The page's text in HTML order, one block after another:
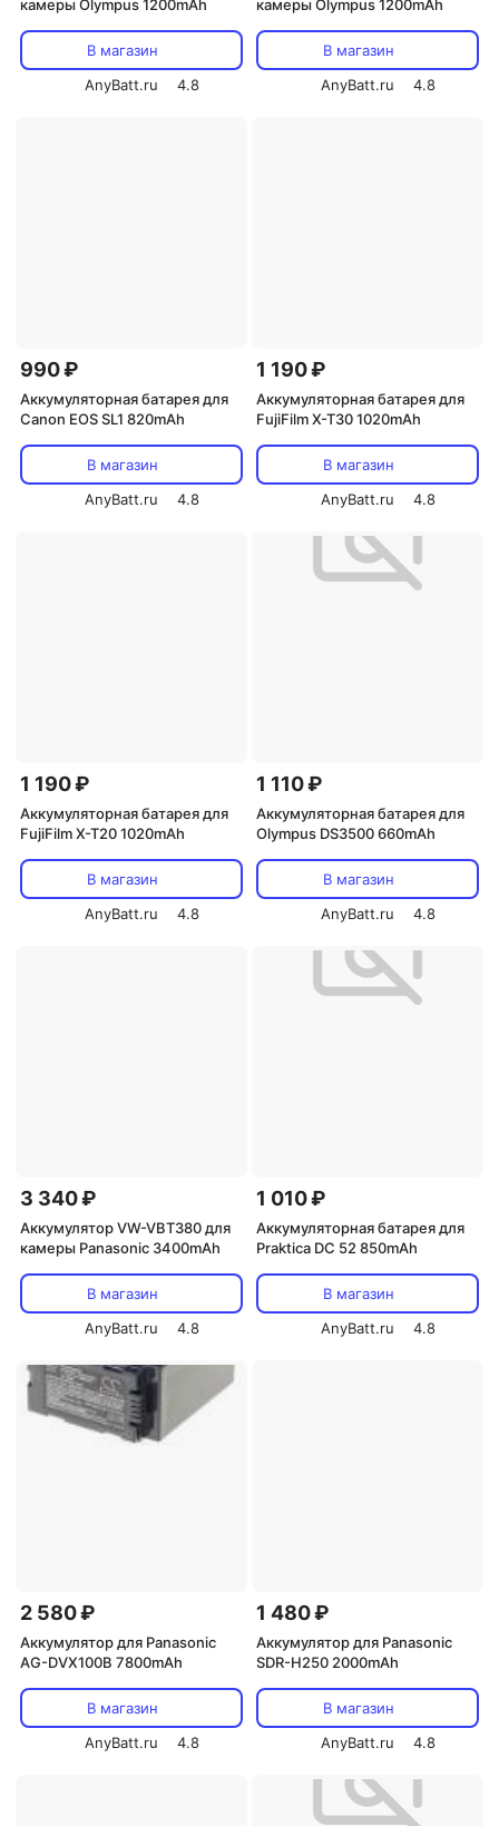
камеры Olympus 1200mAh
В магазин
AnyBatt.ru
4.8
камеры Olympus 1200mAh
В магазин
AnyBatt.ru
4.8
990 ₽
Аккумуляторная батарея для
Canon EOS SL1 820mAh
В магазин
AnyBatt.ru
4.8
1 190 ₽
Аккумуляторная батарея для
FujiFilm X-T30 1020mAh
В магазин
AnyBatt.ru
4.8
1 190 ₽
Аккумуляторная батарея для
FujiFilm X-T20 1020mAh
В магазин
AnyBatt.ru
4.8
1 110 ₽
Аккумуляторная батарея для
Olympus DS3500 660mAh
В магазин
AnyBatt.ru
4.8
3 340 ₽
Аккумулятор VW-VBT380 для
камеры Panasonic 3400mAh
В магазин
AnyBatt.ru
4.8
1 010 ₽
Аккумуляторная батарея для
Praktica DC 52 850mAh
В магазин
AnyBatt.ru
4.8
2 580 ₽
Аккумулятор для Panasonic
AG-DVX100B 7800mAh
В магазин
AnyBatt.ru
4.8
1 480 ₽
Аккумулятор для Panasonic
SDR-H250 2000mAh
В магазин
AnyBatt.ru
4.8